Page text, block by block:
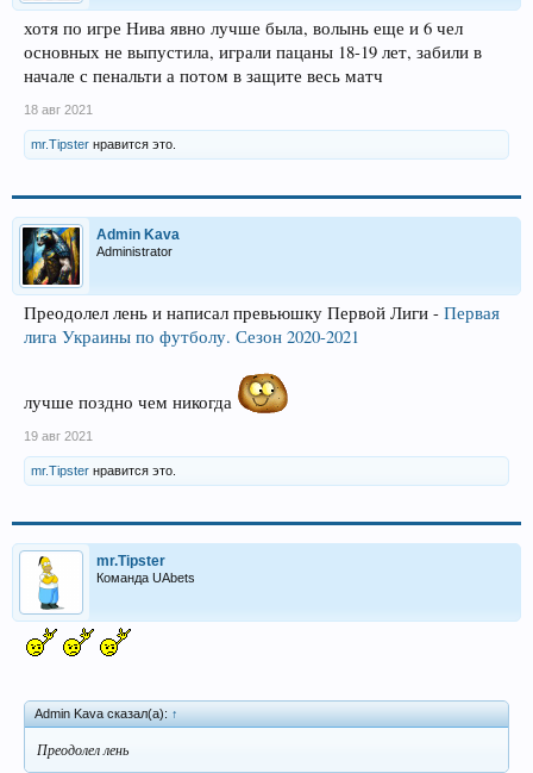
хотя по игре Нива явно лучше была, волынь еще и 6 чел
основных не выпустила, играли пацаны 18-19 лет, забили в
начале с пенальти а потом в защите весь матч
18 авг 2021
mr.Tipster нравится это.
Admin Kava
Administrator
Преодолел лень и написал превьюшку Первой Лиги - Первая
лига Украины по футболу. Сезон 2020-2021
лучше поздно чем никогда
19 авг 2021
mr.Tipster нравится это.
mr.Tipster
Команда UAbets
Admin Kava сказал(а): ↑
Преодолел лень